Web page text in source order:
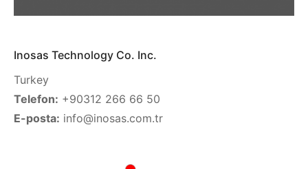
Inosas Technology Co. Inc.
Turkey
Telefon: +90312 266 66 50
E-posta: info@inosas.com.tr